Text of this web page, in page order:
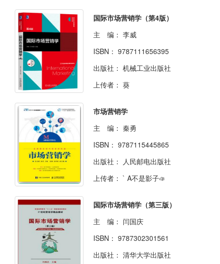
国际市场营销学（第4版）
主 编： 李威
ISBN： 9787111656395
出版社： 机械工业出版社
上传者： 葵
市场营销学
主 编： 秦勇
ISBN： 9787115445865
出版社： 人民邮电出版社
上传者： ` A不是影子ঞ
国际市场营销学（第三版）
主 编： 闫国庆
ISBN： 9787302301561
出版社： 清华大学出版社